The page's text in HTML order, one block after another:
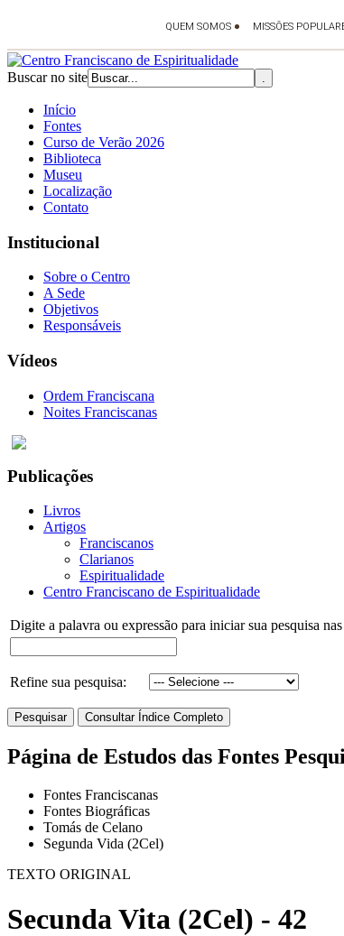
Buscar no site
Início
Fontes
Curso de Verão 2026
Biblioteca
Museu
Localização
Contato
Institucional
Sobre o Centro
A Sede
Objetivos
Responsáveis
Vídeos
Ordem Franciscana
Noites Franciscanas
Publicações
Livros
Artigos
Franciscanos
Clarianos
Espiritualidade
Centro Franciscano de Espiritualidade
Digite a palavra ou expressão para iniciar sua pesquisa
Refine sua pesquisa:
Página de Estudos das Fontes
Fontes Franciscanas
Fontes Biográficas
Tomás de Celano
Segunda Vida (2Cel)
TEXTO ORIGINAL
Secunda Vita (2Cel) - 42